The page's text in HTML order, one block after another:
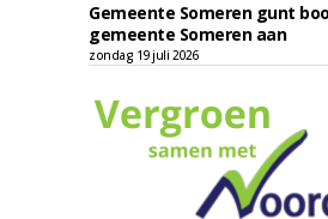
Gemeente Someren gunt
gemeente Someren aan
zondag 19 juli 2026